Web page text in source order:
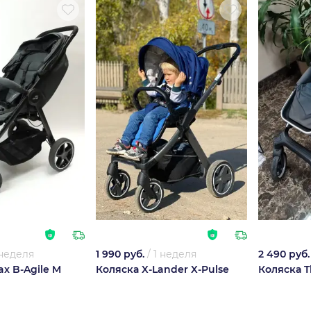
B-Agile M
1 990 руб. / 1 неделя
Коляска X-Lander X-Pulse
2 490 руб.
Коляска